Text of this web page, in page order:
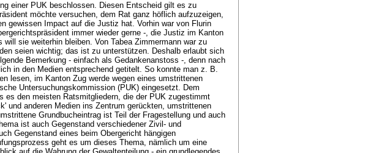
einer PUK beschlossen. Diesen Entscheid gilt es zu
möchte versuchen, dem Rat ganz höflich aufzuzeigen,
gewissen Impact auf die Justiz hat. Vorhin war von Flurin
immer wieder gerne -, die Justiz im Kanton
sie weiterhin bleiben. Von Tabea Zimmermann war zu
seien wichtig; das ist zu unterstützen. Deshalb erlaubt sich
Bemerkung - einfach als Gedankenanstoss -, denn nach
in den Medien entsprechend getitelt. So konnte man z. B.
lesen, im Kanton Zug werde wegen eines umstrittenen
Untersuchungskommission (PUK) eingesetzt. Dem
es den meisten Ratsmitgliedern, die der PUK zugestimmt
und anderen Medien ins Zentrum gerückten, umstrittenen
Grundbucheintrag ist Teil der Fragestellung und auch
ist auch Gegenstand verschiedener Zivil- und
Gegenstand eines beim Obergericht hängigen
geht es um dieses Thema, nämlich um eine